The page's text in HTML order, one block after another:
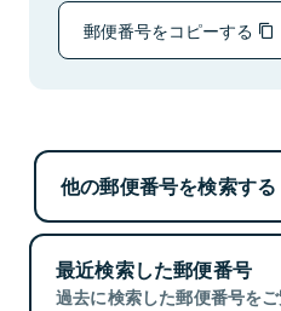
郵便番号をコピーする
他の郵便番号を検索する
最近検索した郵便番号
過去に検索した郵便番号をご